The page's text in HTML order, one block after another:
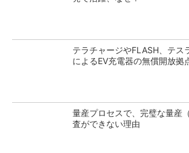
テラチャージやFLASH、テ
によるEV充電器の無償開放拠
量産プロセスで、完璧な量産
査ができない理由